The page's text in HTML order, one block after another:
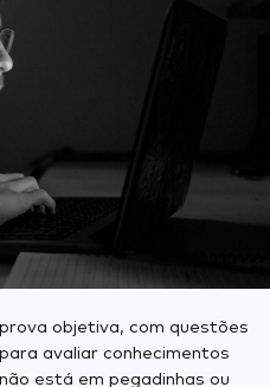
objetiva, com questões
avaliar conhecimentos
está em pegadinhas ou